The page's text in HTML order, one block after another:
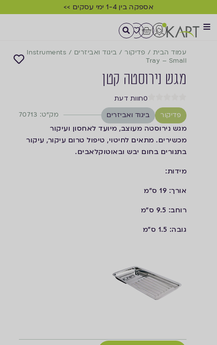
אספקה בין 1-4 ימי עסקים >>
עמוד הבית / פדיקור/ ביגוד ואביזרים /
Instruments
Tray – Small
מגש נירוסטה קטן
0חוות דעת
פדיקור
ביגוד ואביזרים מק"ט: 70713
מגש נירוסטה מעוצב, מיועד לאחסון ועיקור
מכשירים. מתאים לחיטוי, טיפול טרום עיקור, עיקור
בתנורים בחום יבש ובאוטוקלאבים.
מידות:
אורך: 19 ס"מ
רוחב: 9.5 ס"מ
גובה: 1.5 ס"מ